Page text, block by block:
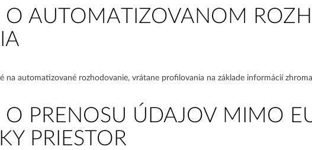
O AUTOMATIZOVANOM
na automatizované rozhodovanie, vrátane profilovania na základe informácií
O PRENOSU ÚDAJOV MIMO
PRIESTOR